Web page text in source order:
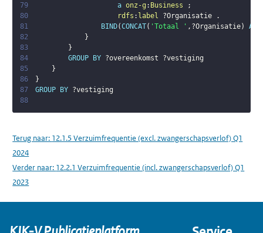
79
a onz-g : Business
;
80
rdfs : label ?Organisatie
.
81
BIND(CONCAT( 'Totaal ' , ?Organisatie) AS
82
}
83
}
84
GROUP BY ?overeenkomst
?vestiging
85
}
86
}
87
GROUP BY ?vestiging
88
Terug naar: 12.1.5 Verzuimfrequentie (excl. zwangerschapsverlof) Q1
2024
Verder naar: 12.2.1 Verzuimfrequentie (incl. zwangerschapsverlof) Q1
2023